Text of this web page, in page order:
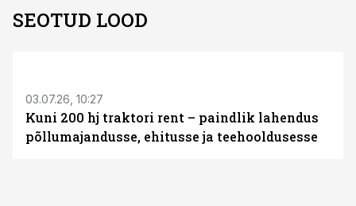
SEOTUD LOOD
03.07.26, 10:27
Kuni 200 hj traktori rent – paindlik lahendus
põllumajandusse, ehitusse ja teehooldusesse